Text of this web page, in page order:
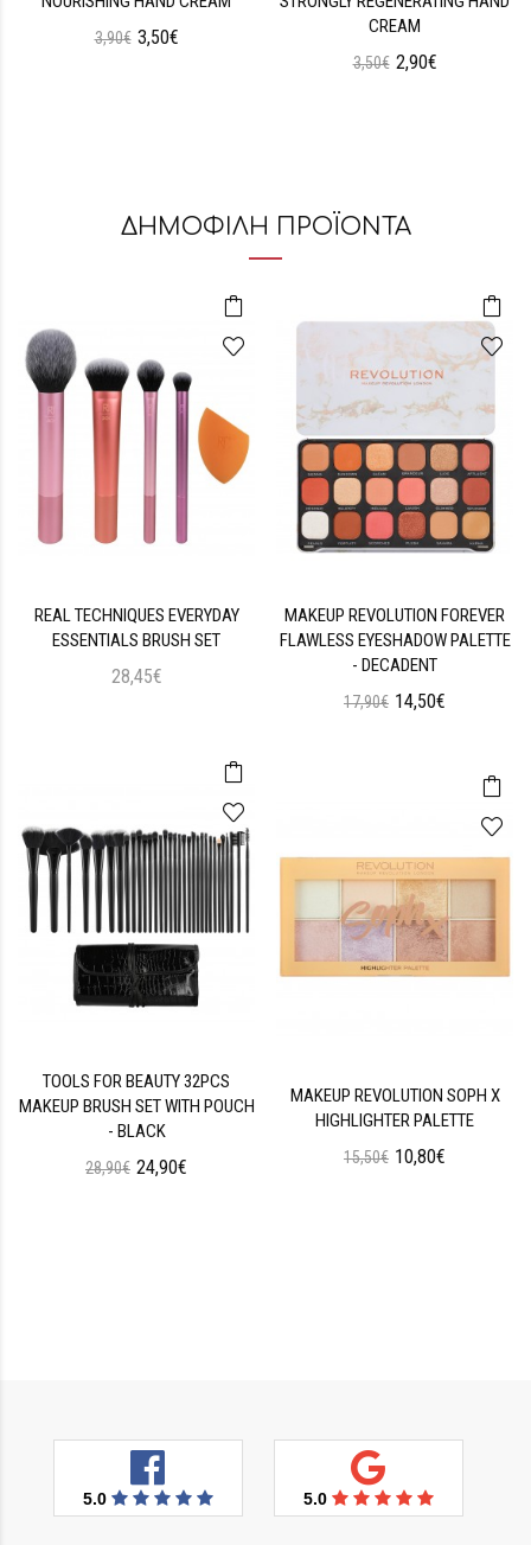
3,90€ 3,50€
CREAM
3,50€ 2,90€
ΔΗΜΟΦΙΛΗ ΠΡΟΪΟΝΤΑ
REAL TECHNIQUES EVERYDAY
ESSENTIALS BRUSH SET
28,45€
TOOLS FOR BEAUTY 32PCS
MAKEUP BRUSH SET WITH POUCH
- BLACK
28,90€ 24,90€
MAKEUP REVOLUTION FOREVER
FLAWLESS EYESHADOW PALETTE
- DECADENT
17,90€ 14,50€
MAKEUP REVOLUTION SOPH X
HIGHLIGHTER PALETTE
15,50€ 10,80€
5.0 5.0